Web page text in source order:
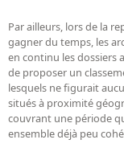
Par ailleurs, lors de la
gagner du temps, les
en continu les dossiers
de proposer un
lesquels ne figurait
situés à proximité
couvrant une période
ensemble déjà peu